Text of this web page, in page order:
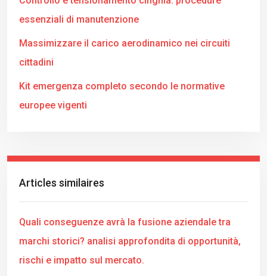
essenziali di manutenzione
Massimizzare il carico aerodinamico nei circuiti
cittadini
Kit emergenza completo secondo le normative
europee vigenti
Articles similaires
Quali conseguenze avrà la fusione aziendale tra
marchi storici? analisi approfondita di opportunità,
rischi e impatto sul mercato.